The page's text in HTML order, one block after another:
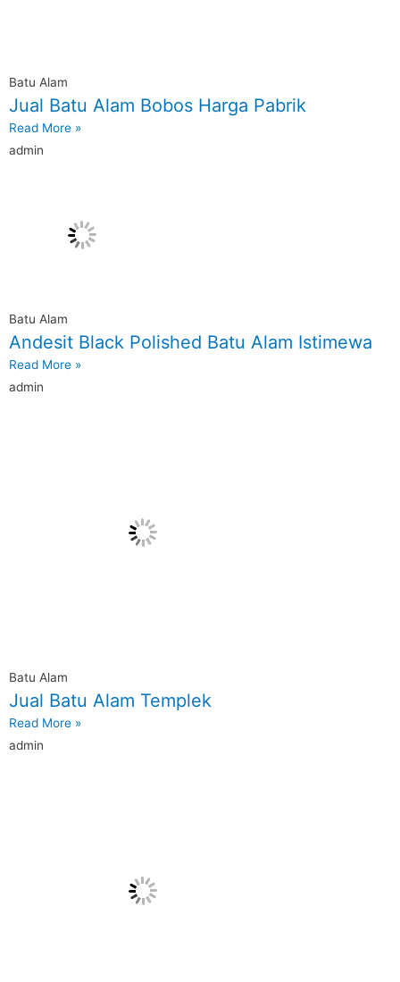
Batu Alam
Jual Batu Alam Bobos Harga Pabrik
Read More »
admin
Batu Alam
Andesit Black Polished Batu Alam Istimewa
Read More »
admin
Batu Alam
Jual Batu Alam Templek
Read More »
admin